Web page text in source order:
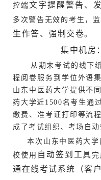
控端文字提醒警告、
多次警告无效的考生，
生作答、强制交卷。
集中机房
从期末考试的线下纸
程阅卷服务到学位外语
山东中医药大学提供不
药大学近1500名考生通
缴费、准考证打印等流
成了考试组织、考场自动
本次山东中医药大学
校使用 自动签到工具
通在线考试系统（客户